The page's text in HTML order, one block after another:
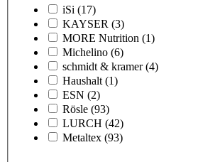
iSi (17)
KAYSER (3)
MORE Nutrition (1)
Michelino (6)
schmidt & kramer (4)
Haushalt (1)
ESN (2)
Rösle (93)
LURCH (42)
Metaltex (93)